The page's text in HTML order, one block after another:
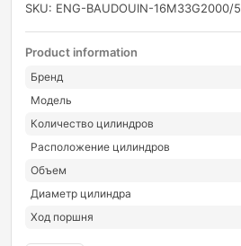
SKU: ENG-BAUDOUIN-16M33G2000/5
Product information
Бренд
Модель
Количество цилиндров
Расположение цилиндров
Объем
Диаметр цилиндра
Ход поршня